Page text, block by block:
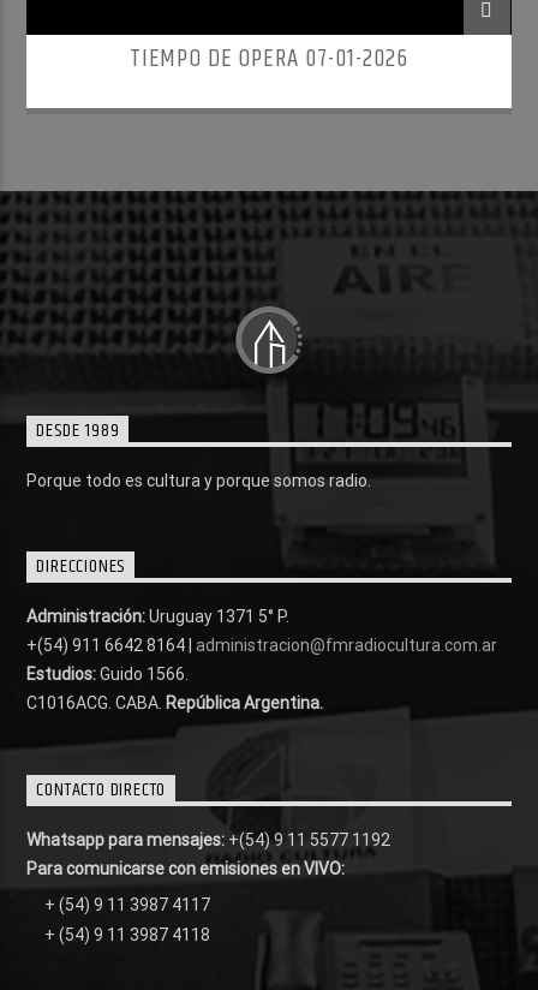
TIEMPO DE OPERA 07-01-2026
DESDE 1989
Porque todo es cultura y porque somos radio.
DIRECCIONES
Administración:Uruguay 1371 5° P.
+(54) 911 6642 8164 | administracion@fmradiocultura.com.ar
Estudios:Guido 1566.
C1016ACG. CABA. República Argentina.
CONTACTO DIRECTO
Whatsapp para mensajes: +(54) 9 11 5577 1192
Para comunicarse con emisiones en VIVO:
+ (54) 9 11 3987 4117
+ (54) 9 11 3987 4118